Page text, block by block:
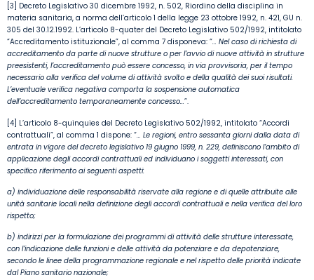
[3] Decreto Legislativo 30 dicembre 1992, n. 502, Riordino della disciplina in
materia sanitaria, a norma dell’articolo 1 della legge 23 ottobre 1992, n. 421, GU n.
305 del 30.12.1992. L’articolo 8-quater del Decreto Legislativo 502/1992, intitolato
“Accreditamento istituzionale”, al comma 7 disponeva: “… Nel caso di richiesta di
accreditamento da parte di nuove strutture o per l’avvio di nuove attività in strutture
preesistenti, l’accreditamento può essere concesso, in via provvisoria, per il tempo
necessario alla verifica del volume di attività svolto e della qualità dei suoi risultati.
L’eventuale verifica negativa comporta la sospensione automatica
dell’accreditamento temporaneamente concesso…”.
[4] L’articolo 8-quinquies del Decreto Legislativo 502/1992, intitolato “Accordi
contrattuali”, al comma 1 dispone: “… Le regioni, entro sessanta giorni dalla data di
entrata in vigore del decreto legislativo 19 giugno 1999, n. 229, definiscono l’ambito di
applicazione degli accordi contrattuali ed individuano i soggetti interessati, con
specifico riferimento ai seguenti aspetti:
a) individuazione delle responsabilità riservate alla regione e di quelle attribuite alle
unità sanitarie locali nella definizione degli accordi contrattuali e nella verifica del loro
rispetto;
b) indirizzi per la formulazione dei programmi di attività delle strutture interessate,
con l’indicazione delle funzioni e delle attività da potenziare e da depotenziare,
secondo le linee della programmazione regionale e nel rispetto delle priorità indicate
dal Piano sanitario nazionale;